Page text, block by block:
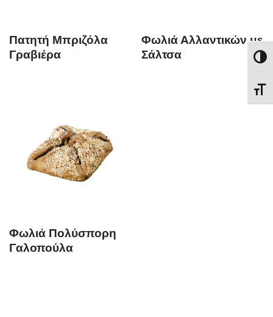
Πατητή Μπριζόλα
Γραβιέρα
Φωλιά Αλλαντικών με
Σάλτσα
Φωλιά Πολύσπορη
Γαλοπούλα